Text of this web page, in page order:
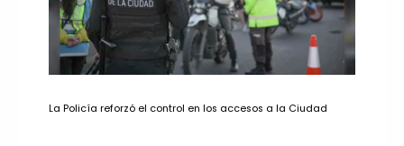
La Policía reforzó el control en los accesos a la Ciudad